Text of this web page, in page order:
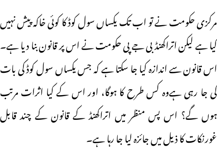
مرکزی حکومت نے تو اب تک یکساں سول کوڈ کا کوئی خاکہ پیش نہیں
کیا ہے لیکن اتراکھنڈ بی جے پی حکومت نے اس پر قانون بنا دیا ہے۔
اس قانون سے اندازہ کیا جا سکتا ہے کہ جس یکساں سول کوڈ کی بات
کی جا رہی ہےوہ کس طرح کا ہوگا، اور اس کے کیا اثرات مرتب
ہوں گے؟ اس پس منظر میں اتراکھنڈ کے قانون کے چند قابل
غورنکات کا ذیل میں جائزہ لیا جا رہا ہے۔